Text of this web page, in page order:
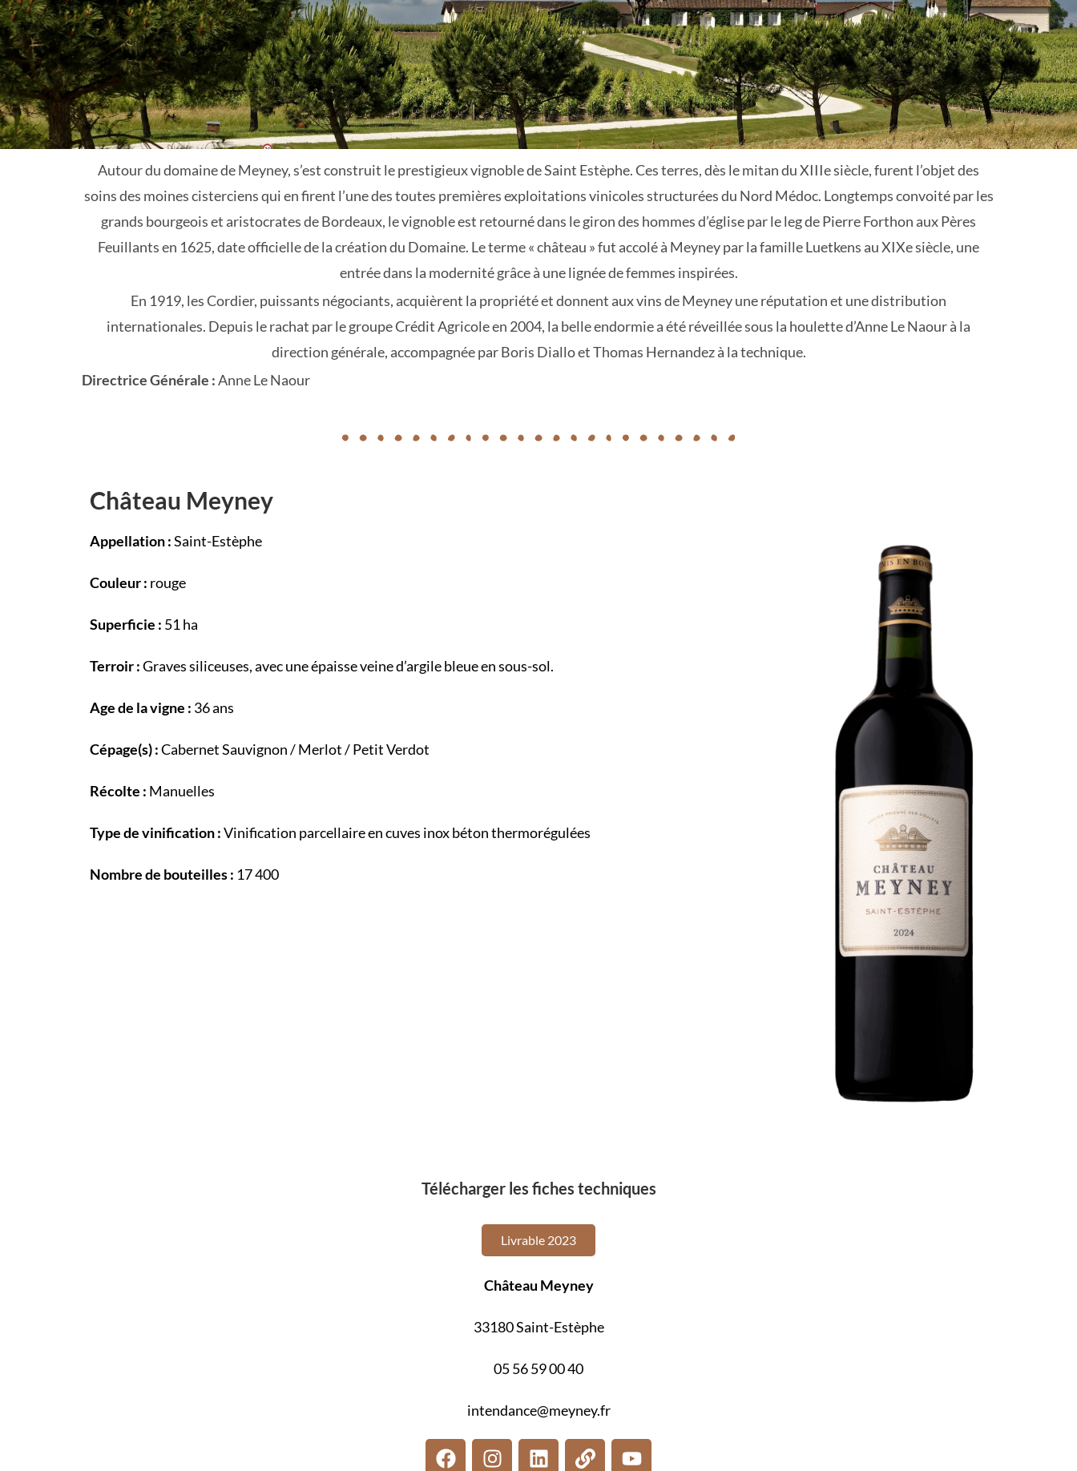
Autour du domaine de Meyney, s’est construit le prestigieux vignoble de Saint Estèphe. Ces terres, dès le mitan du XIIIe siècle, furent l’objet des
soins des moines cisterciens qui en firent l’une des toutes premières exploitations vinicoles structurées du Nord Médoc. Longtemps convoité par les
grands bourgeois et aristocrates de Bordeaux, le vignoble est retourné dans le giron des hommes d’église par le leg de Pierre Forthon aux Pères
Feuillants en 1625, date officielle de la création du Domaine. Le terme « château » fut accolé à Meyney par la famille Luetkens au XIXe siècle, une
entrée dans la modernité grâce à une lignée de femmes inspirées.
En 1919, les Cordier, puissants négociants, acquièrent la propriété et donnent aux vins de Meyney une réputation et une distribution
internationales. Depuis le rachat par le groupe Crédit Agricole en 2004, la belle endormie a été réveillée sous la houlette d’Anne Le Naour à la
direction générale, accompagnée par Boris Diallo et Thomas Hernandez à la technique.
Directrice Générale :Anne Le Naour
Château Meyney
Appellation :Saint-Estèphe
Couleur : rouge
Superficie : 51 ha
Terroir :Graves siliceuses, avec une épaisse veine d’argile bleue en sous-sol.
Age de la vigne : 36 ans
Cépage(s) :Cabernet Sauvignon / Merlot / Petit Verdot
Récolte : Manuelles
Type de vinification :Vinification parcellaire en cuves inox béton thermorégulées
Nombre de bouteilles : 17 400
Télécharger les fiches techniques
Livrable 2023
Château Meyney
33180 Saint-Estèphe
05 56 59 00 40
intendance@meyney.fr